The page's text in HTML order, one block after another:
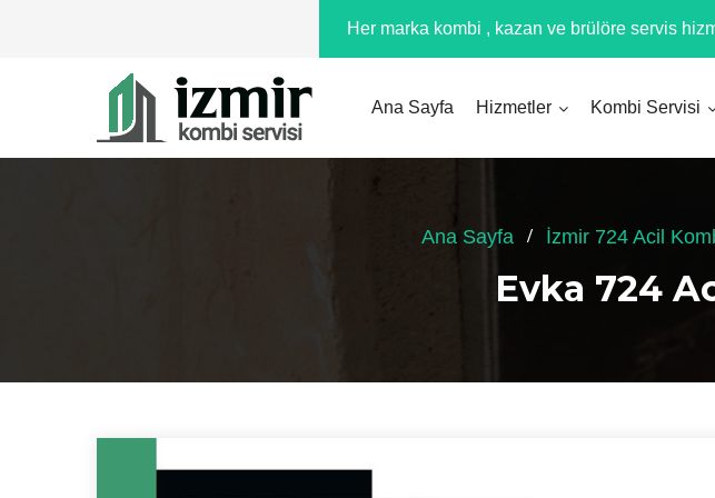
Her marka kombi , kazan ve brülöre servis
Ana Sayfa Hizmetler Kombi Servisi
Ana Sayfa İzmir 724 Acil
Evka 724